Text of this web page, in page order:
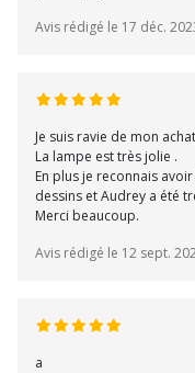
Avis rédigé le 17 déc.
Je suis ravie de mon
La lampe est très jolie .
En plus je reconnais
dessins et Audrey a été
Merci beaucoup.
Avis rédigé le 12 sept.
a